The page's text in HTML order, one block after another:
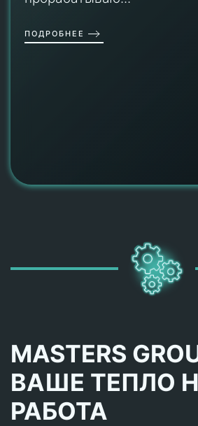
ПОДРОБНЕЕ
MASTERS
ВАШЕ ТЕПЛО
РАБОТА